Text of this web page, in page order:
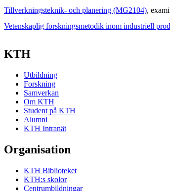
Tillverkningsteknik- och planering (MG2104),
Vetenskaplig forskningsmetodik inom industriell
KTH
Utbildning
Forskning
Samverkan
Om KTH
Student på KTH
Alumni
KTH Intranät
Organisation
KTH Biblioteket
KTH:s skolor
Centrumbildningar